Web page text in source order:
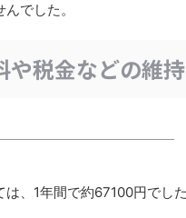
でした。
や税金などの維
、1年間で約67100円でした